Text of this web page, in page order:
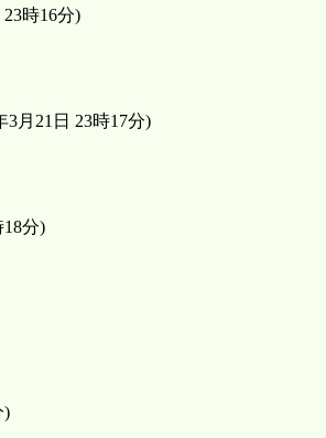
時16分)
月21日 23時17分)
分)
)